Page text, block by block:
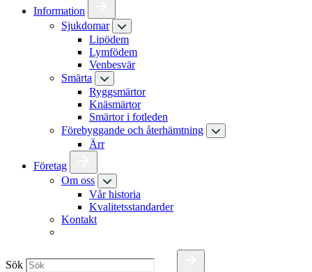
Information
Sjukdomar
Lipödem
Lymfödem
Venbesvär
Smärta
Ryggsmärtor
Knäsmärtor
Smärtor i fotleden
Förebyggande och återhämtning
Ärr
Företag
Om oss
Vår historia
Kvalitetsstandarder
Kontakt
Sök